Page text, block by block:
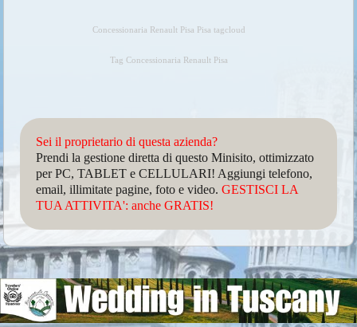
Concessionaria Renault Pisa Pisa tagcloud
Tag Concessionaria Renault Pisa
Sei il proprietario di questa azienda?
Prendi la gestione diretta di questo Minisito, ottimizzato
per PC, TABLET e CELLULARI! Aggiungi telefono,
email, illimitate pagine, foto e video.GESTISCI LA
TUA ATTIVITA': anche GRATIS!